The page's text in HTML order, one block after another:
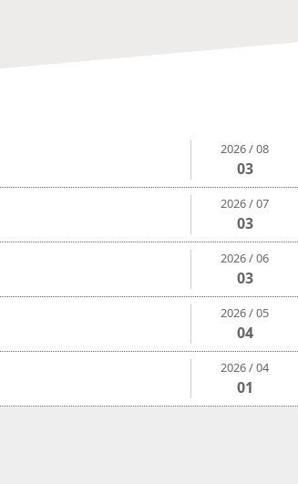
2026 / 08
03
2026 / 07
03
2026 / 06
03
2026 / 05
04
2026 / 04
01